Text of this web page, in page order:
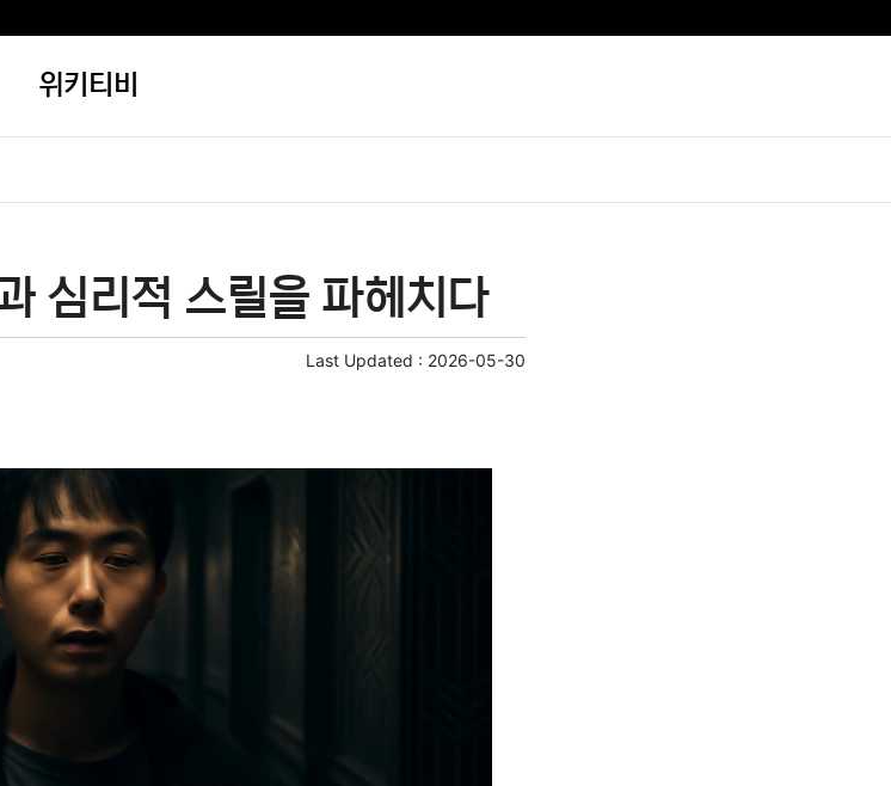
위키티비
심리적 스릴을 파헤치다
Last Updated : 2026-05-30